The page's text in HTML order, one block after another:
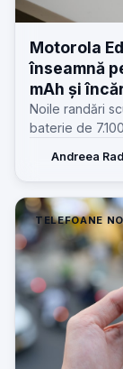
Motorola
înseamnă
mAh și
Noile randări
baterie de
întrebări
Andreea
TELEFOANE